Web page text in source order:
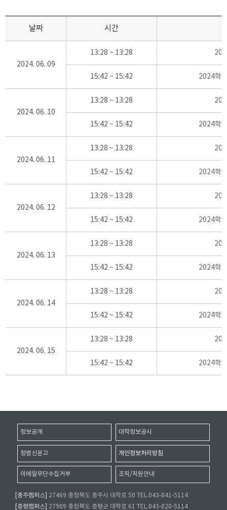
날짜 시간
2024. 06. 09
13:28 ~ 13:28
15:42 ~ 15:42 2024학
2024. 06. 10
13:28 ~ 13:28
15:42 ~ 15:42 2024학
2024. 06. 11
13:28 ~ 13:28
15:42 ~ 15:42 2024학
2024. 06. 12
13:28 ~ 13:28
15:42 ~ 15:42 2024학
2024. 06. 13
13:28 ~ 13:28
15:42 ~ 15:42 2024학
2024. 06. 14
13:28 ~ 13:28
15:42 ~ 15:42 2024학
2024. 06. 15
13:28 ~ 13:28
15:42 ~ 15:42 2024학
정보공개 대학정보공시
청렴신문고 개인정보처리방침
이메일무단수집거부 조직/직원안내
[충주캠퍼스]
27469 충청북도 충주시 대학로 50 TEL.043-841-5114
[증평캠퍼스]
27909 충청북도 증평군 대학로 61 TEL.043-820-5114